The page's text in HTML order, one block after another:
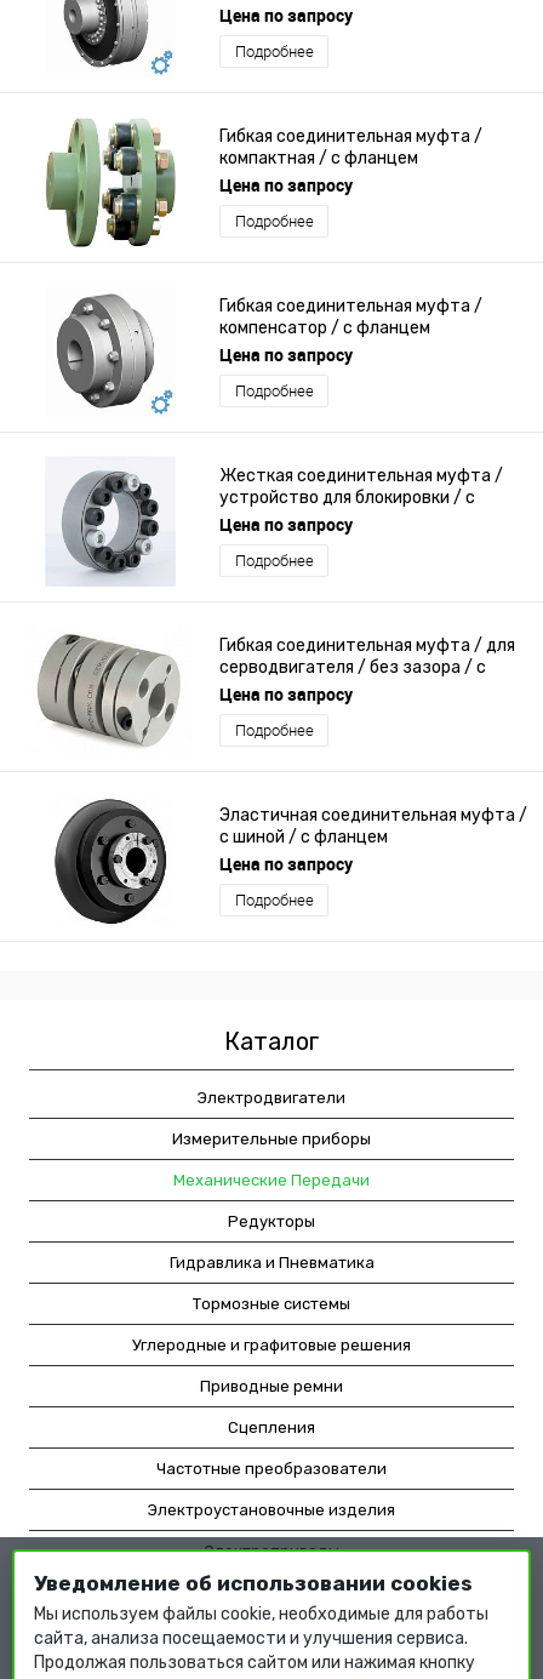
Цена по запросу
Подробнее
Гибкая соединительная муфта /
компактная / с фланцем
Цена по запросу
Подробнее
Гибкая соединительная муфта /
компенсатор / с фланцем
Цена по запросу
Подробнее
Жесткая соединительная муфта /
устройство для блокировки / с
фланцем
Цена по запросу
Подробнее
Гибкая соединительная муфта / для
серводвигателя / без зазора / с
фланцем
Цена по запросу
Подробнее
Эластичная соединительная муфта /
с шиной / с фланцем
Цена по запросу
Подробнее
Каталог
Электродвигатели
Измерительные приборы
Механические Передачи
Редукторы
Гидравлика и Пневматика
Тормозные системы
Углеродные и графитовые решения
Приводные ремни
Сцепления
Частотные преобразователи
Электроустановочные изделия
Электроприводы
Насосное оборудование
Мотор-редукторы
Уведомление об использовании cookies
Мы используем файлы cookie, необходимые для работы
сайта, анализа посещаемости и улучшения сервиса.
Продолжая пользоваться сайтом или нажимая кнопку